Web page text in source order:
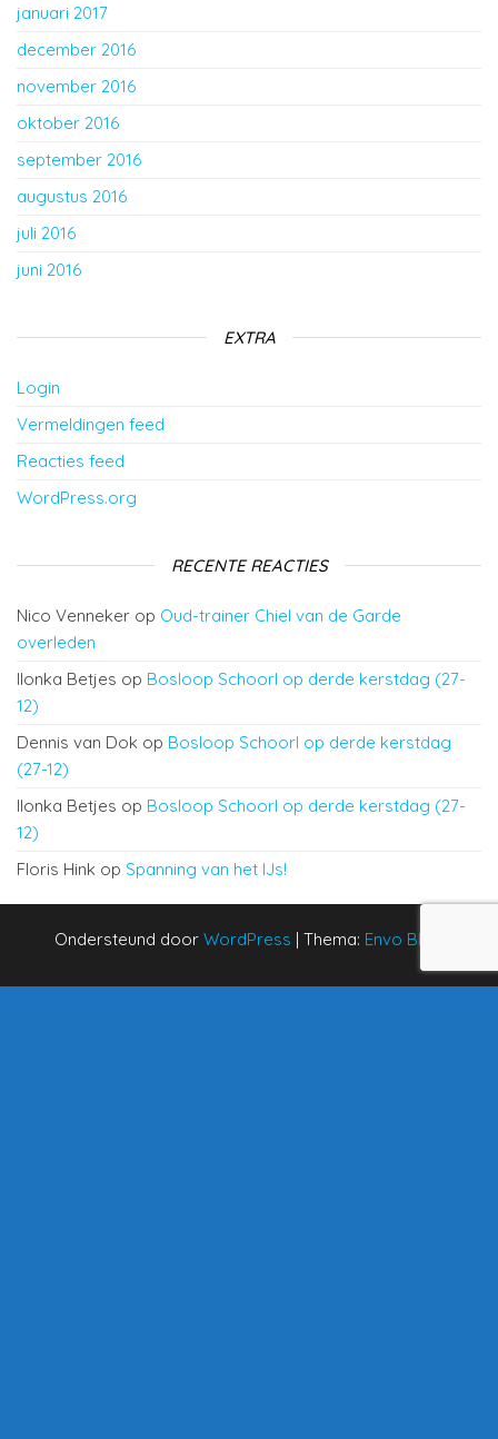
januari 2017
december 2016
november 2016
oktober 2016
september 2016
augustus 2016
juli 2016
juni 2016
EXTRA
Login
Vermeldingen feed
Reacties feed
WordPress.org
RECENTE REACTIES
Nico Venneker op Oud-trainer Chiel van de Garde
overleden
Ilonka Betjes op Bosloop Schoorl op derde kerstdag (27-
12)
Dennis van Dok op Bosloop Schoorl op derde kerstdag
(27-12)
Ilonka Betjes op Bosloop Schoorl op derde kerstdag (27-
12)
Floris Hink op Spanning van het IJs!
Ondersteund door WordPress | Thema: Envo Blog